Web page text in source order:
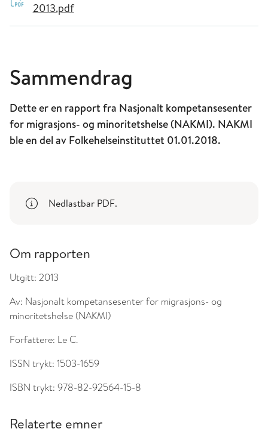
2013.pdf
Sammendrag
Dette er en rapport fra Nasjonalt kompetansesenter
for migrasjons- og minoritetshelse (NAKMI). NAKMI
ble en del av Folkehelseinstituttet 01.01.2018.
Nedlastbar PDF.
Om rapporten
Utgitt: 2013
Av: Nasjonalt kompetansesenter for migrasjons- og
minoritetshelse (NAKMI)
Forfattere: Le C.
ISSN trykt: 1503-1659
ISBN trykt: 978-82-92564-15-8
Relaterte emner